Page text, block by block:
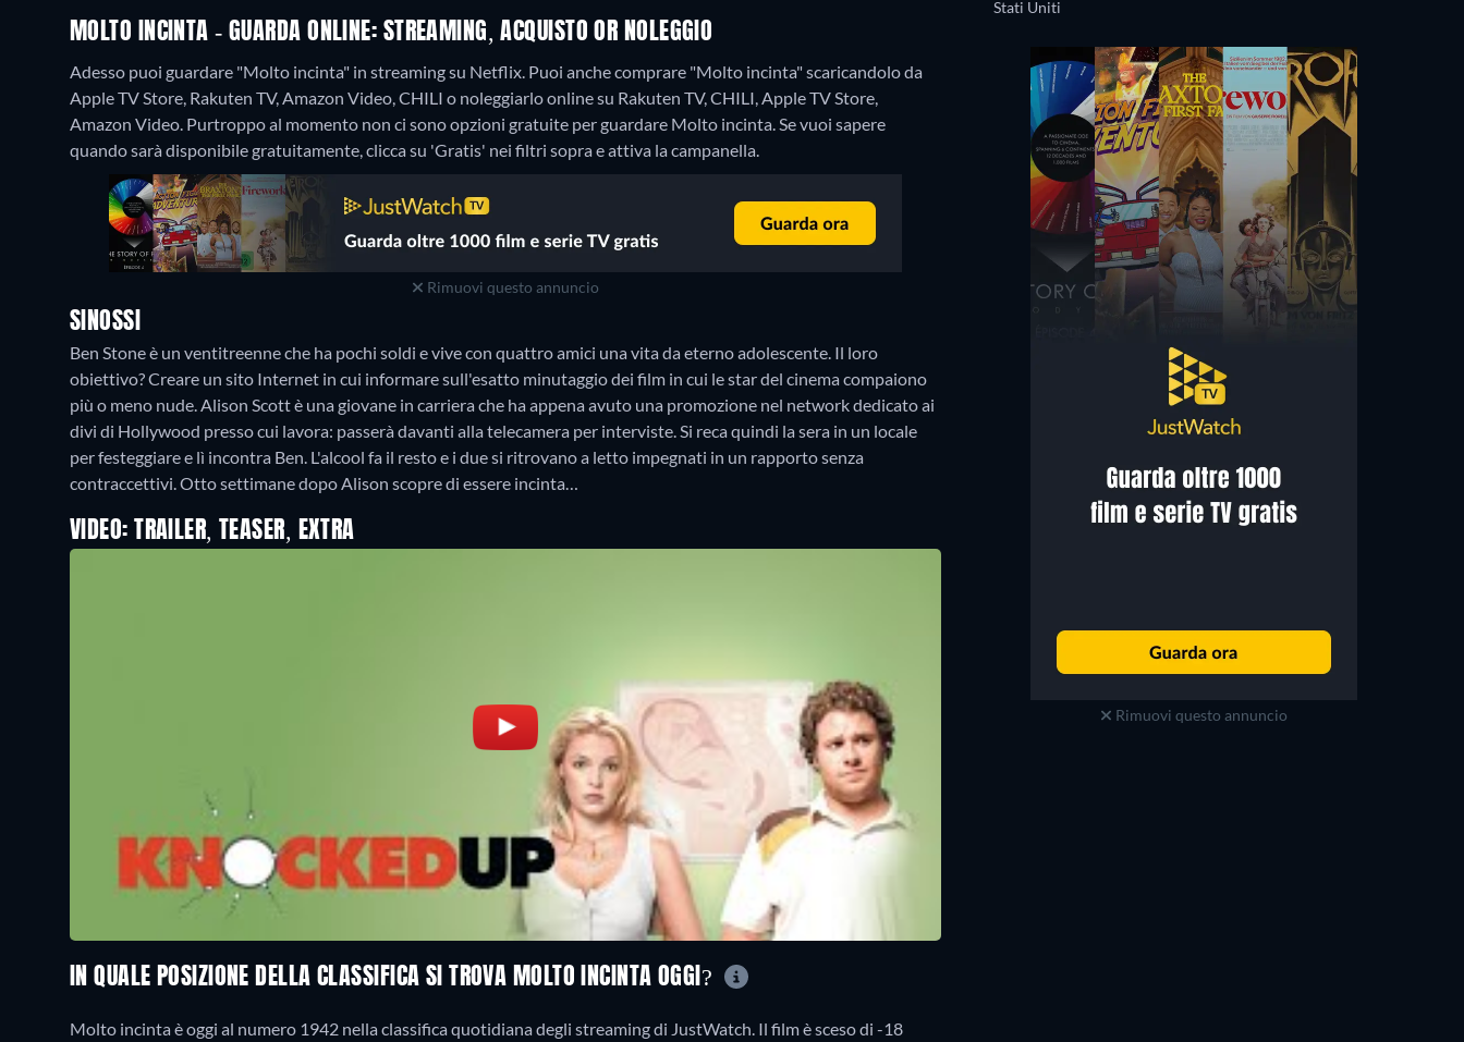
MOLTO INCINTA - GUARDA ONLINE: STREAMING, ACQUISTO OR NOLEGGIO
Adesso puoi guardare "Molto incinta" in streaming su Netflix. Puoi anche comprare "Molto incinta" scaricandolo da
Apple TV Store, Rakuten TV, Amazon Video, CHILI o noleggiarlo online su Rakuten TV, CHILI, Apple TV Store,
Amazon Video. Purtroppo al momento non ci sono opzioni gratuite per guardare Molto incinta. Se vuoi sapere
quando sarà disponibile gratuitamente, clicca su 'Gratis' nei filtri sopra e attiva la campanella.
Rimuovi questo annuncio
SINOSSI
Ben Stone è un ventitreenne che ha pochi soldi e vive con quattro amici una vita da eterno adolescente. Il loro
obiettivo? Creare un sito Internet in cui informare sull'esatto minutaggio dei film in cui le star del cinema compaiono
più o meno nude. Alison Scott è una giovane in carriera che ha appena avuto una promozione nel network dedicato ai
divi di Hollywood presso cui lavora: passerà davanti alla telecamera per interviste. Si reca quindi la sera in un locale
per festeggiare e lì incontra Ben. L'alcool fa il resto e i due si ritrovano a letto impegnati in un rapporto senza
contraccettivi. Otto settimane dopo Alison scopre di essere incinta…
VIDEO: TRAILER, TEASER, EXTRA
Stati Uniti
Rimuovi questo annuncio
IN QUALE POSIZIONE DELLA CLASSIFICA SI TROVA MOLTO INCINTA OGGI?
Molto incinta è oggi al numero 1942 nella classifica quotidiana degli streaming di JustWatch. Il film è sceso di -18